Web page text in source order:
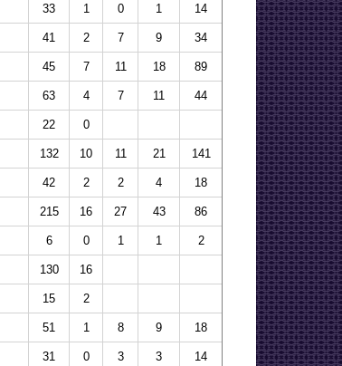
33 1 0 1 14
41 2 7 9 34
45 7 11 18 89
63 4 7 11 44
22 0
132 10 11 21 141
42 2 2 4 18
215 16 27 43 86
6 0 1 1 2
130 16
15 2
51 1 8 9 18
31 0 3 3 14